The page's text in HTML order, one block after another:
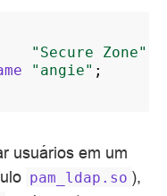
"Secure Zone"
"angie" ;
usuários em um
pam_ldap.so ),